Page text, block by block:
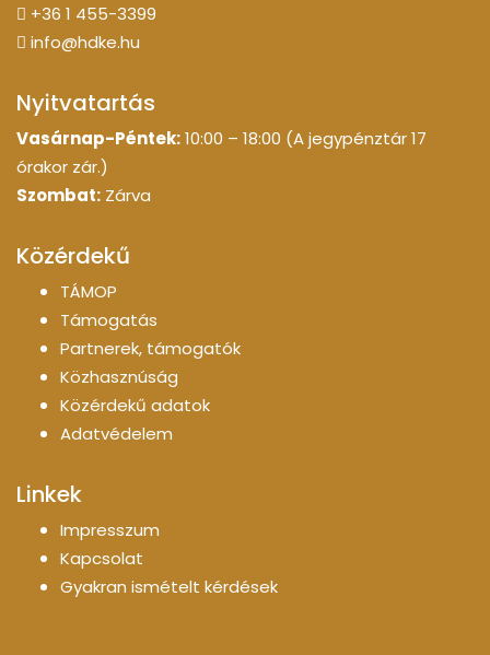
+36 1 455-3399
info@hdke.hu
Nyitvatartás
Vasárnap-Péntek:10:00 – 18:00 (A jegypénztár 17
órakor zár.)
Szombat: Zárva
Közérdekű
TÁMOP
Támogatás
Partnerek, támogatók
Közhasznúság
Közérdekű adatok
Adatvédelem
Linkek
Impresszum
Kapcsolat
Gyakran ismételt kérdések